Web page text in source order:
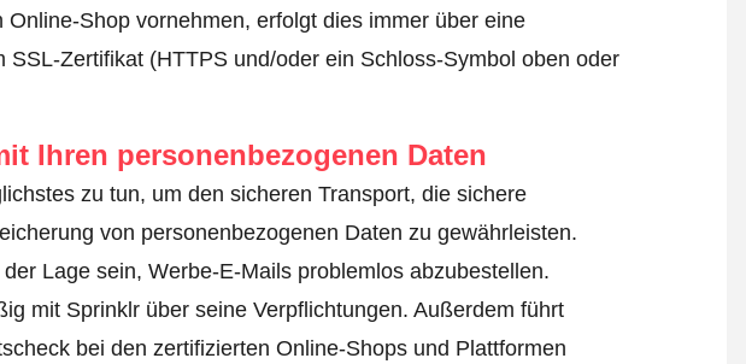
Shop vornehmen, erfolgt dies immer über eine
SSL-Zertifikat (HTTPS und/oder ein Schloss-Symbol oben oder
Ihren personenbezogenen Daten
zu tun, um den sicheren Transport, die sichere
von personenbezogenen Daten zu gewährleisten.
Lage sein, Werbe-E-Mails problemlos abzubestellen.
mit Sprinklr über seine Verpflichtungen. Außerdem führt
bei den zertifizierten Online-Shops und Plattformen